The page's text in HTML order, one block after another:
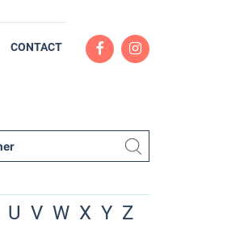
CONTACT
U V W X Y Z